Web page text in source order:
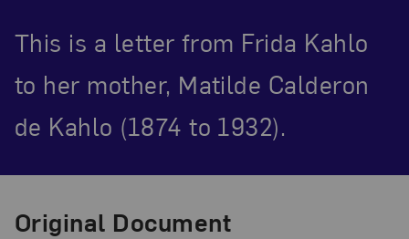
This is a letter from Frida Kahlo
to her mother, Matilde Calderon
de Kahlo (1874 to 1932).
Original Document